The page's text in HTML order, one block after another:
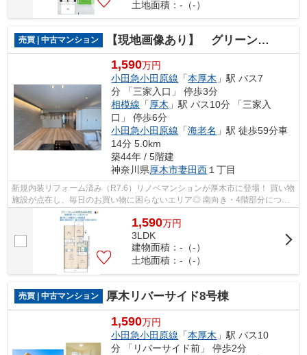
土地面積：-（-）
売買 | 中古マンション 【現地画像あり】 グリーンヒルズ本厚木
1,590万円
小田急小田原線 「本厚木 」駅 バス7
分 「三家入口」 停歩3分
相模線 「厚木 」駅 バス10分 「三家入
口」 停歩6分
小田急小田原線 「海老名 」駅 徒歩59分車
14分 5.0km
築44年 / 5階建
神奈川県厚木市妻田西１丁目
新規内装リフォーム済み（R7.6）リノベマンションが厚木市に登場！ 買い物
施設が点在し、毎日のお買い物に困らないエリア◎ 南向き・4階部分につき
陽当たり良好♪ ぜひ現地ご内見くださ...
1,590万円
3LDK
建物面積：-（-）
土地面積：-（-）
売買 | 中古マンション 厚木リバーサイド8号棟
1,590万円
小田急小田原線 「本厚木 」駅 バス10
分 「リバーサイド前」 停歩2分